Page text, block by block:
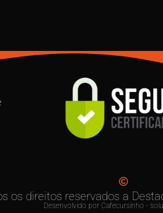
os direitos reservados a
Desenvolvido por Cafecursinho -